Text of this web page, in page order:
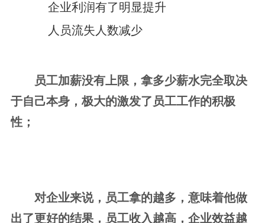
企业利润有了明显提升
人员流失人数减少
员工加薪没有上限，拿多少薪水完全取决
于自己本身，极大的激发了员工工作的积极
性；
对企业来说，员工拿的越多，意味着他做
出了更好的结果，员工收入越高，企业效益越